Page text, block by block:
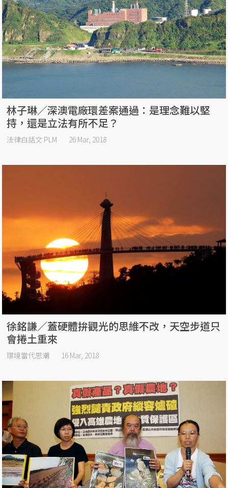
林子琳／深澳電廠環差案通過：是理念難以堅
持，還是立法有所不足？
法律白話文 PLM 26 Mar, 2018
徐銘謙／蓋硬體拚觀光的思維不改，天空步道只
會捲土重來
環境當代思潮 16 Mar, 2018